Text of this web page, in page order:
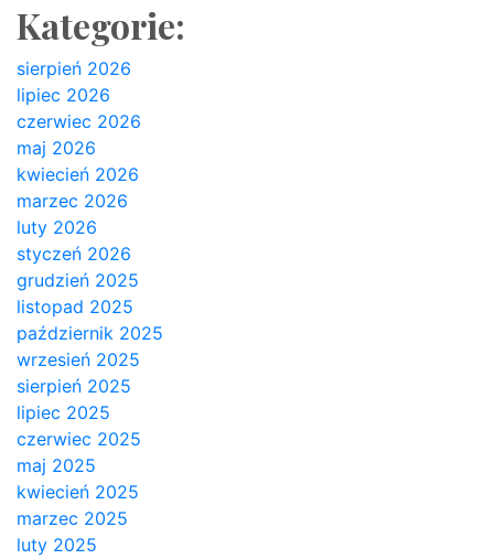
Kategorie:
sierpień 2026
lipiec 2026
czerwiec 2026
maj 2026
kwiecień 2026
marzec 2026
luty 2026
styczeń 2026
grudzień 2025
listopad 2025
październik 2025
wrzesień 2025
sierpień 2025
lipiec 2025
czerwiec 2025
maj 2025
kwiecień 2025
marzec 2025
luty 2025